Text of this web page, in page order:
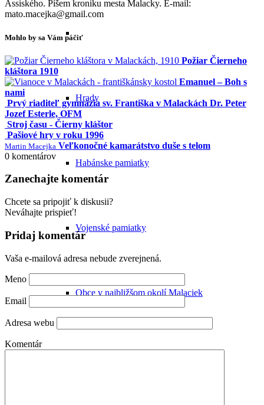
Hrady
Habánske pamiatky
Vojenské pamiatky
Obce v najbližšom okolí Malaciek
Assiského. Píšem kroniku mesta Malacky. E-mail:
mato.macejka@gmail.com
Mohlo by sa Vám páčiť
Požiar Čierneho
kláštora 1910
Emanuel – Boh s
nami
Prvý riaditeľ gymnázia sv. Františka v Malackách Dr. Peter
Jozef Esterle, OFM
Stroj času - Čierny kláštor
Pašiové hry v roku 1996
Martin Macejka Veľkonočné kamarátstvo duše s telom
0 komentárov
Zanechajte komentár
Chcete sa pripojiť k diskusii?
Neváhajte prispieť!
Pridaj komentár
Vaša e-mailová adresa nebude zverejnená.
Meno
Email
Adresa webu
Komentár